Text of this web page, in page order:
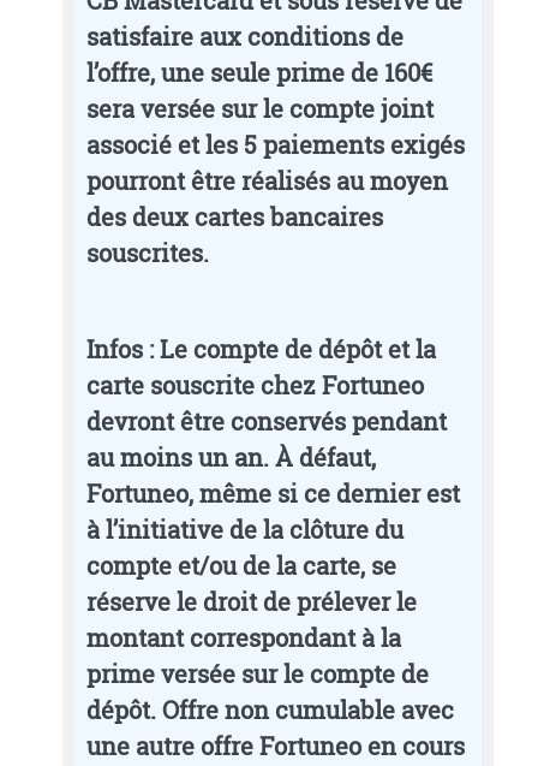
satisfaire aux conditions de
l’offre, une seule prime de 160€
sera versée sur le compte joint
associé et les 5 paiements exigés
pourront être réalisés au moyen
des deux cartes bancaires
souscrites.
Infos: Le compte de dépôt et la
carte souscrite chez Fortuneo
devront être conservés pendant
au moins un an. À défaut,
Fortuneo, même si ce dernier est
à l’initiative de la clôture du
compte et/ou de la carte, se
réserve le droit de prélever le
montant correspondant à la
prime versée sur le compte de
dépôt. Offre non cumulable avec
une autre offre Fortuneo en cours